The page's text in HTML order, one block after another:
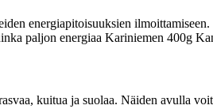
energiapitoisuuksien
paljon energiaa Kariniemen 400g
kuitua ja suolaa. Näiden avulla